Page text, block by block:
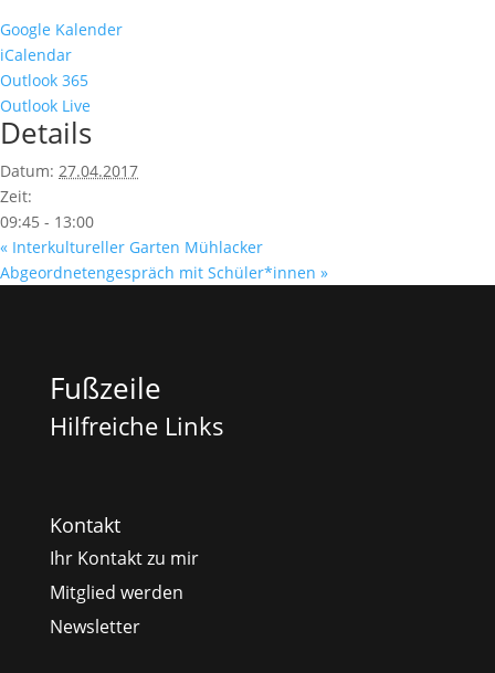
Google Kalender
iCalendar
Outlook 365
Outlook Live
Details
Datum: 27.04.2017
Zeit:
09:45 - 13:00
« Interkultureller Garten Mühlacker
Abgeordnetengespräch mit Schüler*innen »
Fußzeile
Hilfreiche Links
Kontakt
Ihr Kontakt zu mir
Mitglied werden
Newsletter